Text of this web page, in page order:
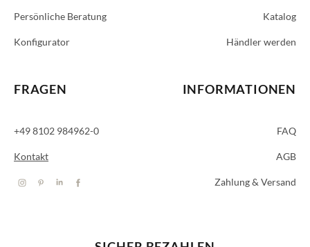
Persönliche Beratung
Konfigurator
FRAGEN
+49 8102 984962-0
Kontakt
Katalog
Händler werden
INFORMATIONEN
FAQ
AGB
Zahlung & Versand